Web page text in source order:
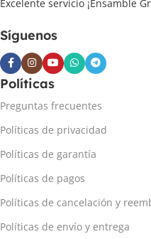
Excelente servicio ¡Ensamble
Síguenos
Políticas
Preguntas frecuentes
Políticas de privacidad
Políticas de garantía
Políticas de pagos
Políticas de cancelación y
Políticas de envío y entrega